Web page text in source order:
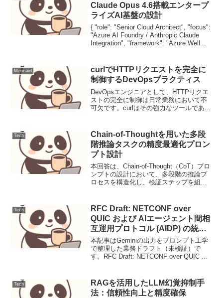
Claude Opus 4.6搭載エンタープ
ライズAI基盤の設計
{ "role": "Senior Cloud Architect", "focus":
"Azure AI Foundry / Anthropic Claude
Integration", "framework": "Azure Well...
Mermaid
curlでHTTPリクエストを完全に
制御するDevOpsプラクティス
DevOpsエンジニアとして、HTTPリクエ
ストの完全に制御は日常業務において不
可欠です。curlはその強力なツールであ
ラブルシューティングまでを網羅しま
す。特に、...
Tech
Chain-of-Thoughtを用いた多段
階推論タスクの精度最適化プロン
プト設計
本回答は、Chain-of-Thought（CoT）プロ
ンプトの設計において、多段階の推論プ
ロセスを構造化し、検証ステップを組み
を明示的に指示し、自己評価ルールを...
Tech
RFC Draft: NETCONF over
QUIC および AIエージェント間相
互運用プロトコル (AIDP) の統合
体系
本記事はGeminiの出力をプロンプト工学
で整理した業務ドラフト（未検証）で
す。RFC Draft: NETCONF over QUIC お
分散型AIの自...
Tech
RAGを活用したLLM幻覚抑制手
法：信頼性向上と精度確保